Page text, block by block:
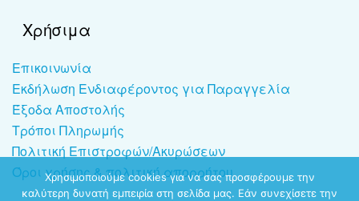
Χρήσιμα
Επικοινωνία
Εκδήλωση Ενδιαφέροντος για Παραγγελία
Έξοδα Αποστολής
Τρόποι Πληρωμής
Πολιτική Επιστροφών/Ακυρώσεων
Όροι χρήσης & πολιτική απορρήτου
Χρησιμοποιούμε cookies για να σας προσφέρουμε την
καλύτερη δυνατή εμπειρία στη σελίδα μας. Εάν συνεχίσετε την